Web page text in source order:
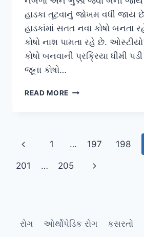
હાડકા તૂટવાનું જોખમ વધી
હાડકાંમાં સતત નવા કોષો
કોષો નાશ પામતા રહે છે.
કોષો બનવાની પ્રક્રિયા ધીમી
જૂના કોષો…
READ MORE ઓસ્ટીયોપોરોસીસ
Page
navigation
Previous
Page
1 … 197 198
201 … 205
Next
રોગ ઓર્થોપેડિક રોગ કસરતો